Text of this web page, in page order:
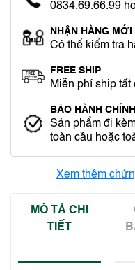
0834.69.66.99
NHẬN HÀNG
Có thể kiểm tra
FREE SHIP
Miễn phí ship
BẢO HÀNH
Sản phẩm đi
toàn cầu hoặc
Xem thêm
MÔ TẢ CHI
TIẾT